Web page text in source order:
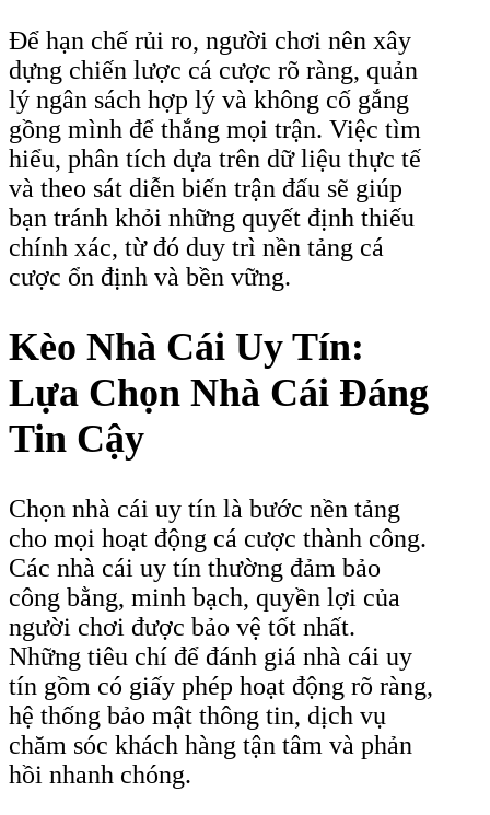
Để hạn chế rủi ro, người chơi nên xây
dựng chiến lược cá cược rõ ràng, quản
lý ngân sách hợp lý và không cố gắng
gồng mình để thắng mọi trận. Việc tìm
hiểu, phân tích dựa trên dữ liệu thực tế
và theo sát diễn biến trận đấu sẽ giúp
bạn tránh khỏi những quyết định thiếu
chính xác, từ đó duy trì nền tảng cá
cược ổn định và bền vững.
Kèo Nhà Cái Uy Tín:
Lựa Chọn Nhà Cái Đáng
Tin Cậy
Chọn nhà cái uy tín là bước nền tảng
cho mọi hoạt động cá cược thành công.
Các nhà cái uy tín thường đảm bảo
công bằng, minh bạch, quyền lợi của
người chơi được bảo vệ tốt nhất.
Những tiêu chí để đánh giá nhà cái uy
tín gồm có giấy phép hoạt động rõ ràng,
hệ thống bảo mật thông tin, dịch vụ
chăm sóc khách hàng tận tâm và phản
hồi nhanh chóng.